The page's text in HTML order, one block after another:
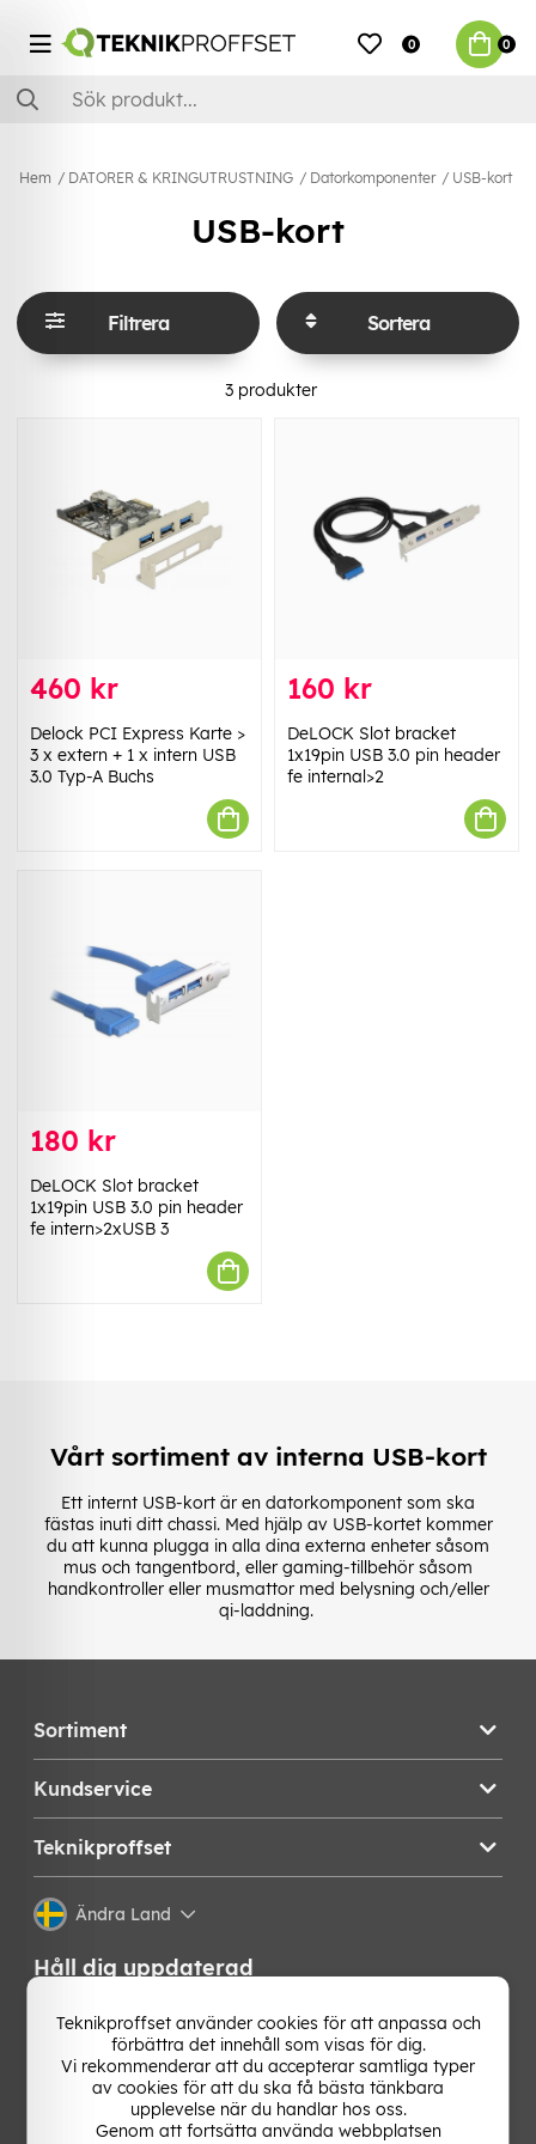
0 0
Hem DATORER & KRINGUTRUSTNING Datorkomponenter USB-kort
USB-kort
Filtrera Sortera
3produkter
460 kr
Delock PCI Express Karte >
3 x extern + 1 x intern USB
3.0 Typ-A Buchs
160 kr
DeLOCK Slot bracket
1x19pin USB 3.0 pin header
fe internal>2
180 kr
DeLOCK Slot bracket
1x19pin USB 3.0 pin header
fe intern>2xUSB 3
Vårt sortiment av interna USB-kort
Ett internt USB-kort är en datorkomponent som ska
fästas inuti ditt chassi. Med hjälp av USB-kortet kommer
du att kunna plugga in alla dina externa enheter såsom
mus och tangentbord, eller gaming-tillbehör såsom
handkontroller eller musmattor med belysning och/eller
qi-laddning.
Sortiment
Kundservice
Teknikproffset
Ändra Land
Håll dig uppdaterad
Få de senaste nyheterna, hetaste erbjudandena och
bästa tipsen från oss direkt i din mejlkorg. Signa upp på
vårt nyhetsbrev!
Teknikproffset använder cookies för att anpassa och
förbättra det innehåll som visas för dig.
Vi rekommenderar att du accepterar samtliga typer
av cookies för att du ska få bästa tänkbara
upplevelse när du handlar hos oss.
Genom att fortsätta använda webbplatsen